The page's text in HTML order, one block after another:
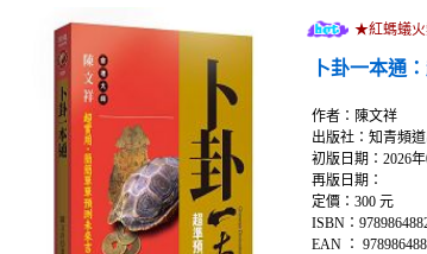
★紅螞蟻
卜卦一本通
作者：陳文祥
出版社：知青頻
初版日期：2026年
再版日期：
定價：300 元
ISBN：
EAN ：